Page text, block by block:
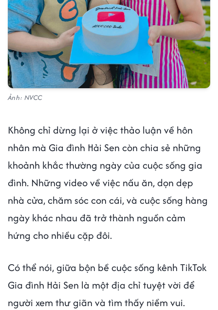
Ảnh: NVCC
Không chỉ dừng lại ở việc thảo luận về hôn
nhân mà Gia đình Hải Sen còn chia sẻ những
khoảnh khắc thường ngày của cuộc sống gia
đình. Những video về việc nấu ăn, dọn dẹp
nhà cửa, chăm sóc con cái, và cuộc sống hàng
ngày khác nhau đã trở thành nguồn cảm
hứng cho nhiều cặp đôi.
Có thể nói, giữa bộn bề cuộc sống kênh TikTok
Gia đình Hải Sen là một địa chỉ tuyệt vời để
người xem thư giãn và tìm thấy niềm vui.